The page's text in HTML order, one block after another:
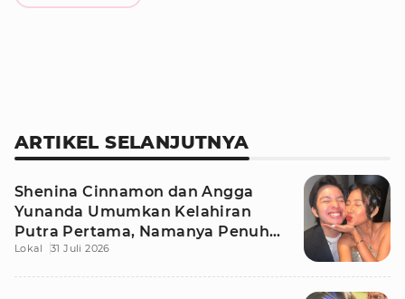
ARTIKEL SELANJUTNYA
Shenina Cinnamon dan Angga
Yunanda Umumkan Kelahiran
Putra Pertama, Namanya Penuh
Makna
Lokal 31 Juli 2026